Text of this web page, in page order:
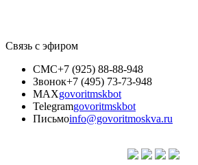
Связь с эфиром
СМС+7 (925) 88-88-948
Звонок+7 (495) 73-73-948
MAXgovoritmskbot
Telegramgovoritmskbot
Письмоinfo@govoritmoskva.ru